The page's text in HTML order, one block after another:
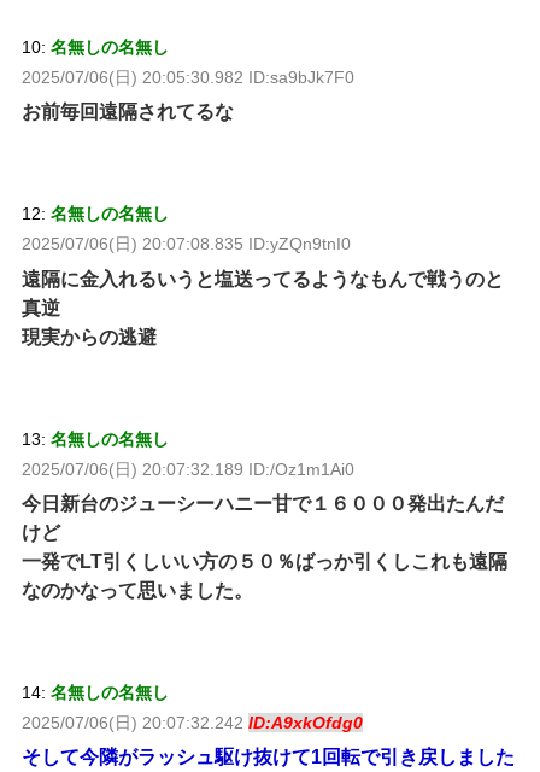
10: 名無しの名無し
2025/07/06(日) 20:05:30.982 ID:sa9bJk7F0
お前毎回遠隔されてるな
12: 名無しの名無し
2025/07/06(日) 20:07:08.835 ID:yZQn9tnI0
遠隔に金入れるいうと塩送ってるようなもんで戦うのと
真逆
現実からの逃避
13: 名無しの名無し
2025/07/06(日) 20:07:32.189 ID:/Oz1m1Ai0
今日新台のジューシーハニー甘で１６０００発出たんだ
けど
一発でLT引くしいい方の５０％ばっか引くしこれも遠隔
なのかなって思いました。
14: 名無しの名無し
2025/07/06(日) 20:07:32.242 ID:A9xkOfdg0
そして今隣がラッシュ駆け抜けて1回転で引き戻しました